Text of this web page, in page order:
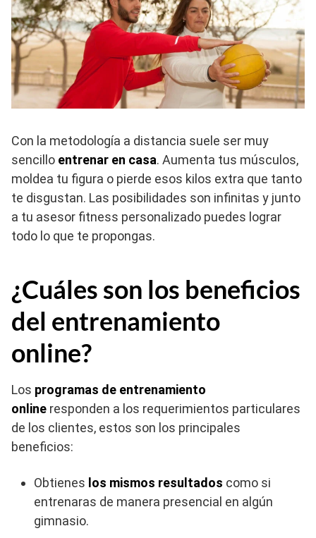
Con la metodología a distancia suele ser muy
sencillo entrenar en casa. Aumenta tus músculos,
moldea tu figura o pierde esos kilos extra que tanto
te disgustan. Las posibilidades son infinitas y junto
a tu asesor fitness personalizado puedes lograr
todo lo que te propongas.
¿Cuáles son los beneficios
del entrenamiento
online?
Los programas de entrenamiento
online responden a los requerimientos particulares
de los clientes, estos son los principales
beneficios:
Obtienes los mismos resultados como si
entrenaras de manera presencial en algún
gimnasio.